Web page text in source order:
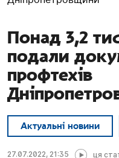
Понад 3,2
подали
профтехів
Актуальні новини
27.07.2022, 21:35 ця